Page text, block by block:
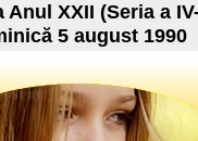
Anul XXII (Seria a
5 august 1990